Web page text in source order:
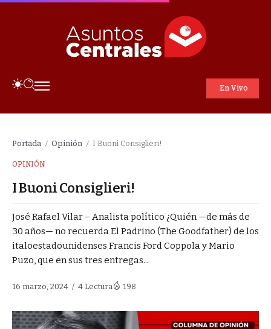
Portada / Opinión / I Buoni Consiglieri!
OPINIÓN
I Buoni Consiglieri!
José Rafael Vilar – Analista político ¿Quién —de más de
30 años— no recuerda El Padrino (The Goodfather) de los
italoestadounidenses Francis Ford Coppola y Mario
Puzo, que en sus tres entregas...
16 marzo, 2024 4 Lectura 198